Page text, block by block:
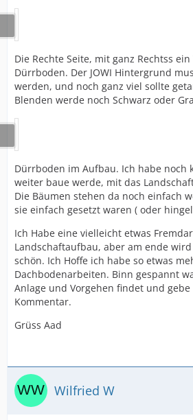
Die Rechte Seite, mit ganz Rechtss
Dürrboden. Der JOWI Hintergrund
werden, und noch ganz viel sollte
Blenden werde noch Schwarz oder
Dürrboden im Aufbau. Ich habe noch
weiter baue werde, mit das
Die Bäumen stehen da noch einfach
sie einfach gesetzt waren ( oder
Ich Habe eine vielleicht etwas
Landschaftaufbau, aber am ende
schön. Ich Hoffe ich habe so etwas
Dachbodenarbeiten. Binn gespannt
Anlage und Vorgehen findet und
Kommentar.
Grüss Aad
Wilfried W